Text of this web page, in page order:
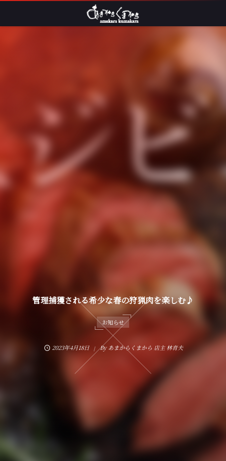
管理捕獲される希少な春の狩猟肉を楽しむ♪
お知らせ
2023年4月18日 Byあまからくまから 店主 林育夫